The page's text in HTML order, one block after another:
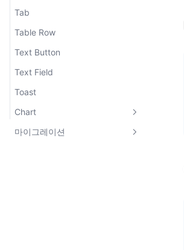
Tab
Table Row
Text Button
Text Field
Toast
Chart
Bar Chart
마이그레이션